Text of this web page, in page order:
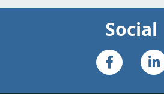
Social